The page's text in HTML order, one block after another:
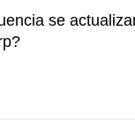
se